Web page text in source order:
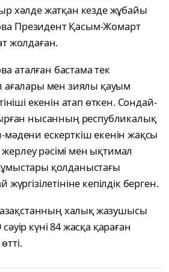
хәлде жатқан кезде жұбайы
Президент Қасым-Жомарт
жолдаған.
аталған бастама тек
ағалары мен зиялы қауым
екенін атап өткен. Сондай-
нысанның республикалық
ескерткіш екенін жақсы
жерлеу рәсімі мен ықтимал
қолданыстағы
кепілдік берген.
халық жазушысы
күні 84 жасқа қараған